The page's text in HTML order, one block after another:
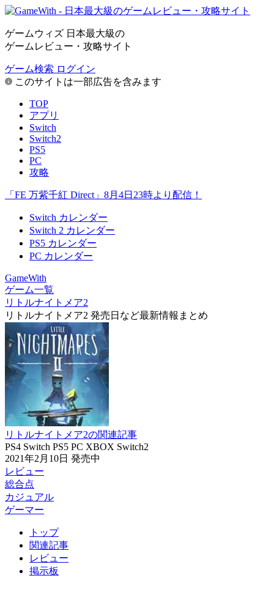
ゲームウィズ 日本最大級の
ゲームレビュー・攻略サイト
ゲーム検索 ログイン
このサイトは一部広告を含みます
TOP
アプリ
Switch
Switch2
PS5
PC
攻略
「FE 万紫千紅 Direct」8月4日23時より配信！
Switch カレンダー
Switch 2 カレンダー
PS5 カレンダー
PC カレンダー
GameWith
ゲーム一覧
リトルナイトメア2
リトルナイトメア2 発売日など最新情報まとめ
リトルナイトメア2の関連記事
PS4 Switch PS5 PC XBOX Switch2
2021年2月10日 発売中
レビュー
総合点
カジュアル
ゲーマー
トップ
関連記事
レビュー
掲示板